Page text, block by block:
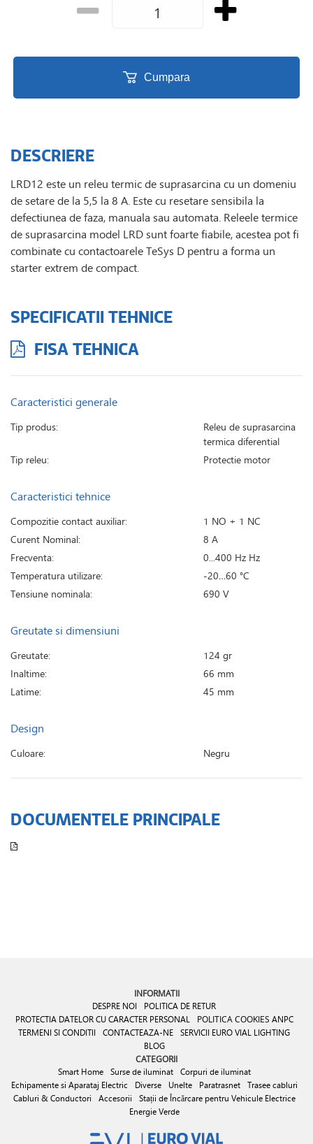
Cumpara
DESCRIERE
LRD12 este un releu termic de suprasarcina cu un domeniu
de setare de la 5,5 la 8 A. Este cu resetare sensibila la
defectiunea de faza, manuala sau automata. Releele termice
de suprasarcina model LRD sunt foarte fiabile, acestea pot fi
combinate cu contactoarele TeSys D pentru a forma un
starter extrem de compact.
SPECIFICATII TEHNICE
FISA TEHNICA
Caracteristici generale
Tip produs:
Releu de suprasarcina
termica diferential
Tip releu:
Protectie motor
Caracteristici tehnice
Compozitie contact auxiliar:
1 NO + 1 NC
Curent Nominal:
8 A
Frecventa:
0...400 Hz Hz
Temperatura utilizare:
-20…60 °C
Tensiune nominala:
690 V
Greutate si dimensiuni
Greutate:
124 gr
Inaltime:
66 mm
Latime:
45 mm
Design
Culoare: Negru
DOCUMENTELE PRINCIPALE
INFORMATII
DESPRE NOI
POLITICA DE RETUR
PROTECTIA DATELOR CU CARACTER PERSONAL
POLITICA COOKIES ANPC
TERMENI SI CONDITII
CONTACTEAZA-NE SERVICII EURO VIAL LIGHTING
BLOG
CATEGORII
Smart Home Surse de iluminat
Corpuri de iluminat
Echipamente si Aparataj Electric
Diverse Unelte Paratrasnet
Trasee cabluri
Cabluri & Conductori
Accesorii
Stații de Încărcare pentru Vehicule Electrice
Energie Verde